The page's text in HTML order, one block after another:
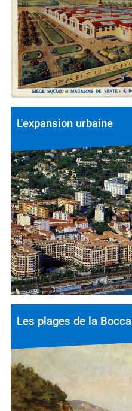
L'expansion urbaine
Les plages de la Bocca